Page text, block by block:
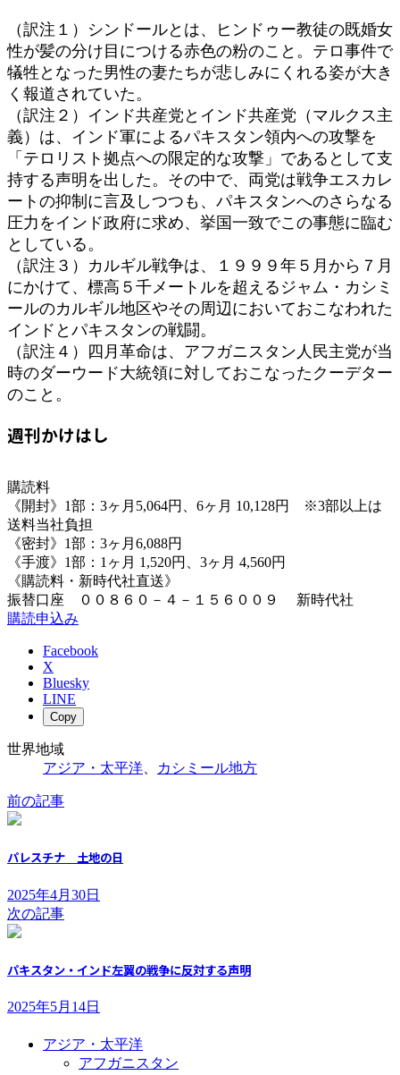
（訳注１）シンドールとは、ヒンドゥー教徒の既婚女
性が髪の分け目につける赤色の粉のこと。テロ事件で
犠牲となった男性の妻たちが悲しみにくれる姿が大き
く報道されていた。
（訳注２）インド共産党とインド共産党（マルクス主
義）は、インド軍によるパキスタン領内への攻撃を
「テロリスト拠点への限定的な攻撃」であるとして支
持する声明を出した。その中で、両党は戦争エスカレ
ートの抑制に言及しつつも、パキスタンへのさらなる
圧力をインド政府に求め、挙国一致でこの事態に臨む
としている。
（訳注３）カルギル戦争は、１９９９年５月から７月
にかけて、標高５千メートルを超えるジャム・カシミ
ールのカルギル地区やその周辺においておこなわれた
インドとパキスタンの戦闘。
（訳注４）四月革命は、アフガニスタン人民主党が当
時のダーウード大統領に対しておこなったクーデター
のこと。
週刊かけはし
購読料
《開封》1部：3ヶ月5,064円、6ヶ月 10,128円 ※3部以上は
送料当社負担
《密封》1部：3ヶ月6,088円
《手渡》1部：1ヶ月 1,520円、3ヶ月 4,560円
《購読料・新時代社直送》
振替口座 ００８６０－４－１５６００９ 新時代社
購読申込み
Facebook
X
Bluesky
LINE
Copy
世界地域
アジア・太平洋
カシミール地方
前の記事
パレスチナ 土地の日
2025年4月30日
次の記事
パキスタン・インド左翼の戦争に反対する声明
2025年5月14日
アジア・太平洋
アフガニスタン